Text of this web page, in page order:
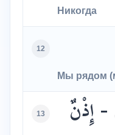
Никогда
12
Мы рядом
13 - إِذْنٌ